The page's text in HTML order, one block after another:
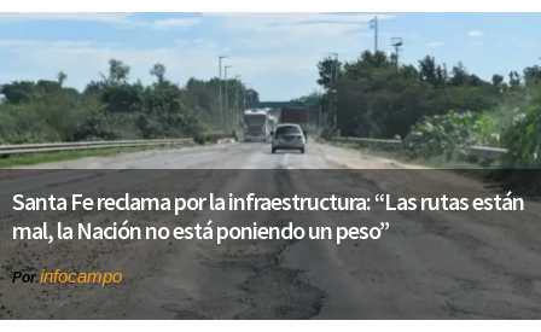
Santa Fe reclama por la infraestructura: “Las rutas están
mal, la Nación no está poniendo un peso”
Porinfocampo